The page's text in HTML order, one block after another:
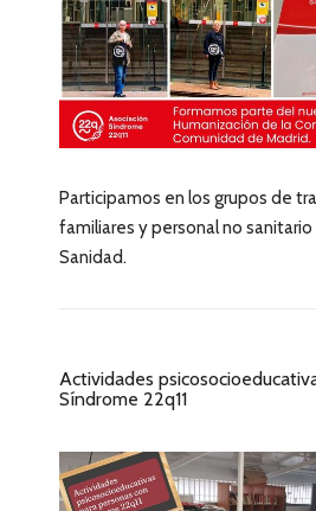
Participamos en los grupos de
familiares y personal no
Sanidad.
Actividades
Síndrome 22q11